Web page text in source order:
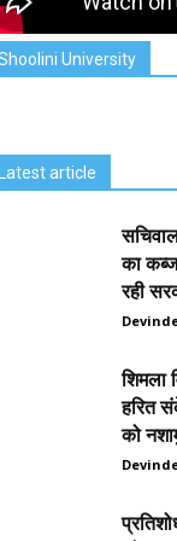
University
article
का
रही
शिमला
हरित
को